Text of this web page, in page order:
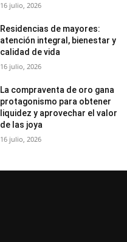
16 julio, 2026
Residencias de mayores:
atención integral, bienestar y
calidad de vida
16 julio, 2026
La compraventa de oro gana
protagonismo para obtener
liquidez y aprovechar el valor
de las joya
16 julio, 2026